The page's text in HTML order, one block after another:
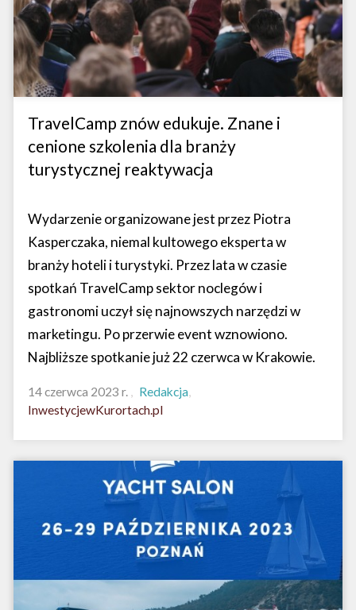
TravelCamp znów edukuje. Znane i
cenione szkolenia dla branży
turystycznej reaktywacja
Wydarzenie organizowane jest przez Piotra
Kasperczaka, niemal kultowego eksperta w
branży hoteli i turystyki. Przez lata w czasie
spotkań TravelCamp sektor noclegów i
gastronomi uczył się najnowszych narzędzi w
marketingu. Po przerwie event wznowiono.
Najbliższe spotkanie już 22 czerwca w Krakowie.
14 czerwca 2023 r.
Redakcja
InwestycjewKurortach.pl